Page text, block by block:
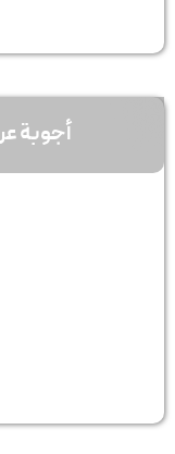
أجوبة